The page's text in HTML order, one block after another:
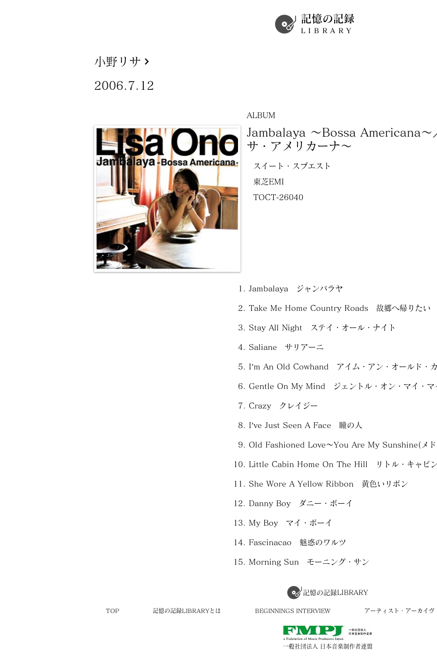
記憶の記録
LIBRARY
小野リサ
2006.7.12
ALBUM
Jambalaya ～Bossa Americana～
サ・アメリカーナ～
スイート・スプエスト
東芝EMI
TOCT-26040
Jambalaya ジャンバラヤ
Take Me Home Country Roads 故郷へ帰りたい
Stay All Night ステイ・オール・ナイト
Saliane サリアーニ
I’m An Old Cowhand アイム・アン・オールド・
Gentle On My Mind ジェントル・オン・マイ・マ
Crazy クレイジー
I’ve Just Seen A Face 瞳の人
Old Fashioned Love～You Are My Sunshine(メド
Little Cabin Home On The Hill リトル・キャビン
She Wore A Yellow Ribbon 黄色いリボン
Danny Boy ダニー・ボーイ
My Boy マイ・ボーイ
Fascinacao 魅惑のワルツ
Morning Sun モーニング・サン
記憶の記録LIBRARY
TOP 記憶の記録LIBRARYとは BEGINNINGS INTERVIEW アーティスト・アーカイヴ
​一般社団法人 日本音楽制作者連盟